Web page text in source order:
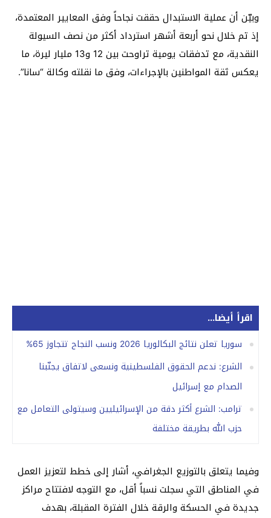
وبيّن أن عملية الاستبدال حققت نجاحاً وفق المعايير المعتمدة،
إذ تم خلال نحو أربعة أشهر استرداد أكثر من نصف السيولة
النقدية، مع تدفقات يومية تراوحت بين 12 و13 مليار ليرة، ما
يعكس ثقة المواطنين بالإجراءات، وفق ما نقلته وكالة “سانا”.
اقرأ أيضا...
سوريا تعلن نتائج البكالوريا 2026 ونسب النجاح تتجاوز 65%
الشرع: ندعم الحقوق الفلسطينية ونسعى لاتفاق يجنّبنا
الصدام مع إسرائيل
ترامب: الشرع أكثر دقة من الإسرائيليين وسيتولى التعامل مع
حزب الله بطريقة مختلفة
وفيما يتعلق بالتوزيع الجغرافي، أشار إلى خطط لتعزيز العمل
في المناطق التي سجلت نسباً أقل، مع التوجه لافتتاح مراكز
جديدة في الحسكة والرقة خلال الفترة المقبلة، بهدف